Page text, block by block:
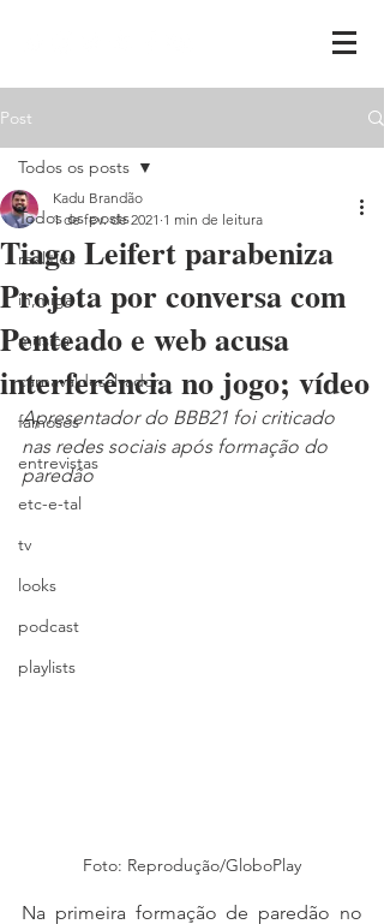
Post
Todos os posts
realities
ih,miga
música
carnavaldesalvador
famosos
entrevistas
etc-e-tal
tv
looks
podcast
playlists
Todos os posts
Tiago Leifert parabeniza
Projota por conversa com
Penteado e web acusa
interferência no jogo; vídeo
Kadu Brandão
1 de fev. de 2021 1 min de leitura
Apresentador do BBB21 foi criticado
nas redes sociais após formação do
paredão
Foto: Reprodução/GloboPlay